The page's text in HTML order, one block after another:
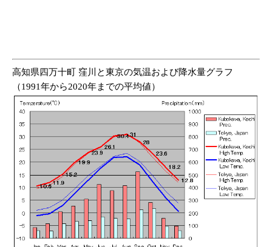
高知県四万十町 窪川と東京の気温および降水量グラフ
（1991年から2020年までの平均値）